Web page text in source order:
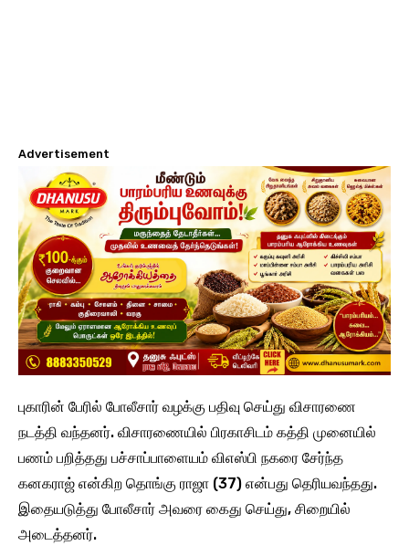
Advertisement
புகாரின் பேரில் போலீசார் வழக்கு பதிவு செய்து விசாரணை
நடத்தி வந்தனர். விசாரணையில் பிரகாசிடம் கத்தி முனையில்
பணம் பறித்தது பச்சாப்பாளையம் விஎஸ்பி நகரை சேர்ந்த
கனகராஜ் என்கிற தொங்கு ராஜா (37) என்பது தெரியவந்தது.
இதையடுத்து போலீசார் அவரை கைது செய்து, சிறையில்
அடைத்தனர்.